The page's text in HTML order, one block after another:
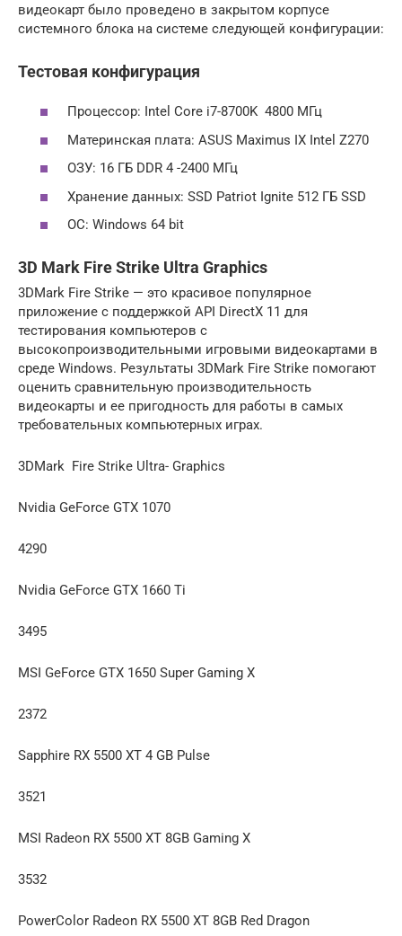
видеокарт было проведено в закрытом корпусе
системного блока на системе следующей конфигурации:
Тестовая конфигурация
Процессор: Intel Core i7-8700K 4800 МГц
Материнская плата: ASUS Maximus IX Intel Z270
ОЗУ: 16 ГБ DDR 4 -2400 МГц
Хранение данных: SSD Patriot Ignite 512 ГБ SSD
ОС: Windows 64 bit
3D Mark Fire Strike Ultra Graphics
3DMark Fire Strike — это красивое популярное
приложение с поддержкой API DirectX 11 для
тестирования компьютеров с
высокопроизводительными игровыми видеокартами в
среде Windows. Результаты 3DMark Fire Strike помогают
оценить сравнительную производительность
видеокарты и ее пригодность для работы в самых
требовательных компьютерных играх.
3DMark Fire Strike Ultra- Graphics
Nvidia GeForce GTX 1070
4290
Nvidia GeForce GTX 1660 Ti
3495
MSI GeForce GTX 1650 Super Gaming X
2372
Sapphire RX 5500 XT 4 GB Pulse
3521
MSI Radeon RX 5500 XT 8GB Gaming X
3532
PowerColor Radeon RX 5500 XT 8GB Red Dragon